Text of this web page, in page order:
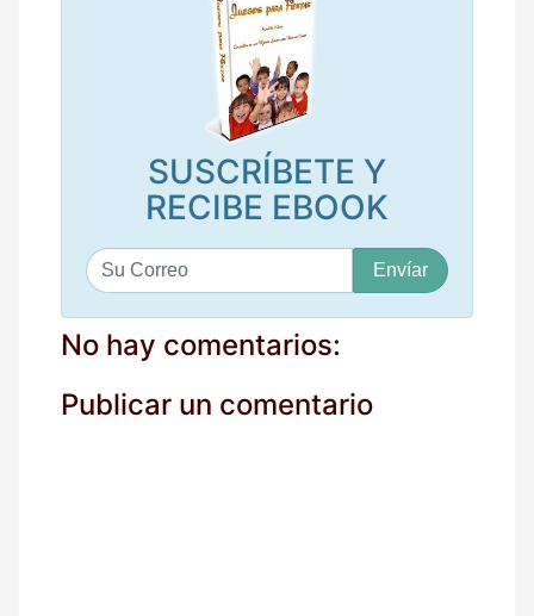
SUSCRÍBETE Y
RECIBE EBOOK
u
c
o
e
No hay comentarios:
Publicar un comentario